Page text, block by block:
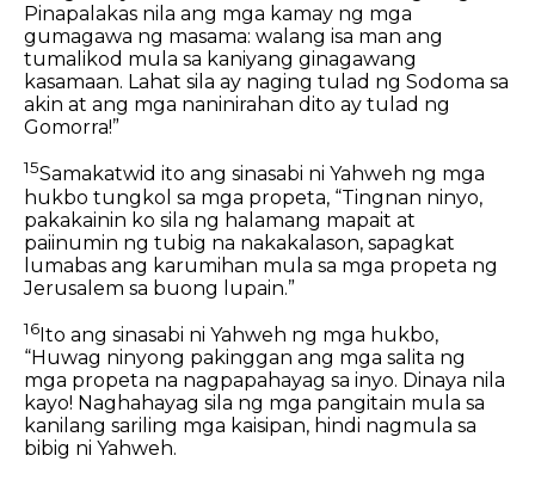
Pinapalakas nila ang mga kamay ng mga
gumagawa ng masama: walang isa man ang
tumalikod mula sa kaniyang ginagawang
kasamaan. Lahat sila ay naging tulad ng Sodoma sa
akin at ang mga naninirahan dito ay tulad ng
Gomorra!”
15Samakatwid ito ang sinasabi ni Yahweh ng mga
hukbo tungkol sa mga propeta, “Tingnan ninyo,
pakakainin ko sila ng halamang mapait at
paiinumin ng tubig na nakakalason, sapagkat
lumabas ang karumihan mula sa mga propeta ng
Jerusalem sa buong lupain.”
16Ito ang sinasabi ni Yahweh ng mga hukbo,
“Huwag ninyong pakinggan ang mga salita ng
mga propeta na nagpapahayag sa inyo. Dinaya nila
kayo! Naghahayag sila ng mga pangitain mula sa
kanilang sariling mga kaisipan, hindi nagmula sa
bibig ni Yahweh.